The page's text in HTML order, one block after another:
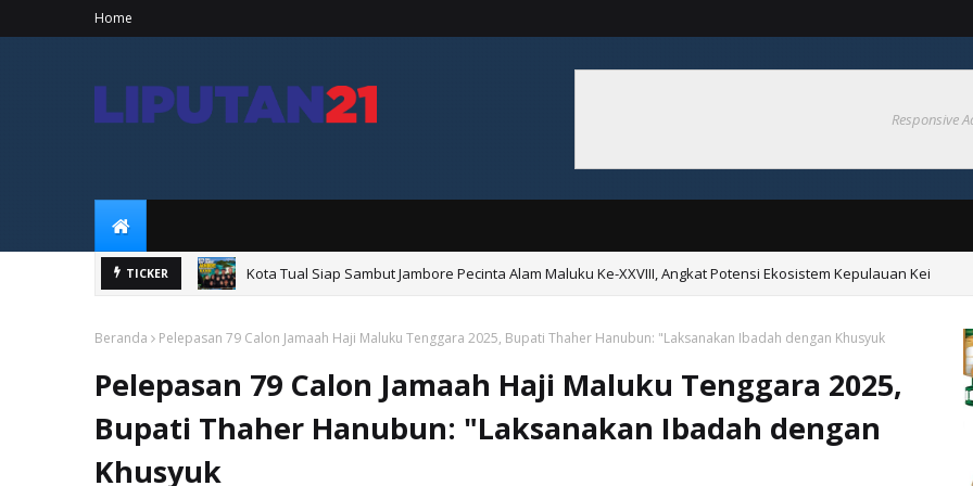
Home
Responsive
TICKER
Kota Tual Siap Sambut Jambore Pecinta Alam Maluku Ke-XXVIII, Angkat Potensi Ekosistem Kepulauan Kei
Songsong HUT ke-81 RI, Pemkab Malra Gelar Kerja Bakti Bersama di Pasar Langgur
Beranda Pelepasan 79 Calon Jamaah Haji Maluku Tenggara 2025, Bupati Thaher Hanubun: "Laksanakan Ibadah dengan Khusyuk
Pelepasan 79 Calon Jamaah Haji Maluku Tenggara 2025,
Bupati Thaher Hanubun: "Laksanakan Ibadah dengan
Khusyuk